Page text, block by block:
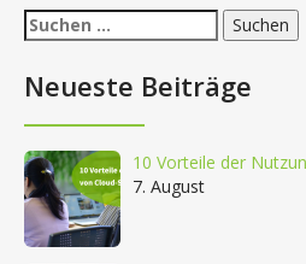
Suchen
nach:
Neueste Beiträge
10 Vorteile der
7. August